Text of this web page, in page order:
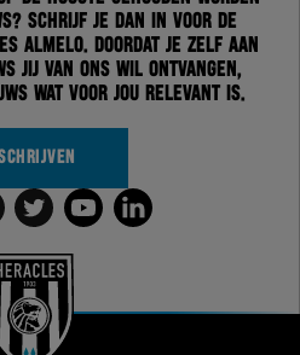
Schrijf je dan in voor de
Almelo. Doordat je zelf aan
jij van ons wil ontvangen,
wat voor jou relevant is.